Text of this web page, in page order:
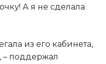
А я не сделала
из его кабинета,
– поддержал